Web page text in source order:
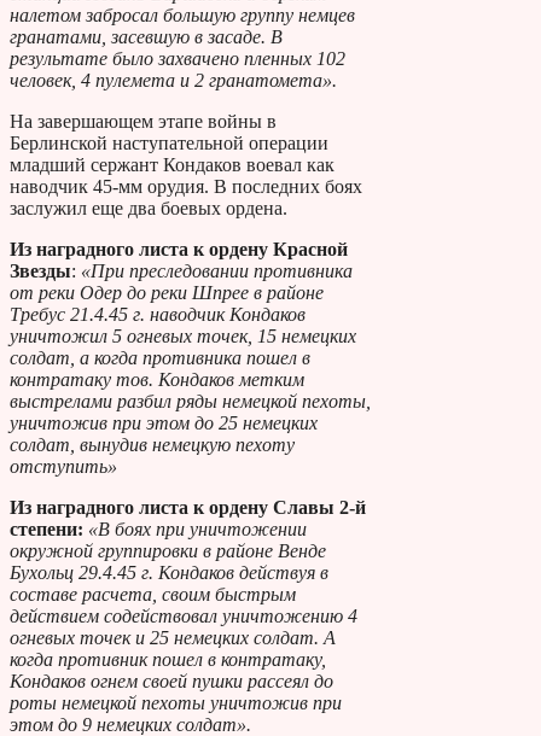
налетом забросал большую группу немцев
гранатами, засевшую в засаде. В
результате было захвачено пленных 102
человек, 4 пулемета и 2 гранатомета».
На завершающем этапе войны в
Берлинской наступательной операции
младший сержант Кондаков воевал как
наводчик 45-мм орудия. В последних боях
заслужил еще два боевых ордена.
Из наградного листа к ордену Красной
Звезды: «При преследовании противника
от реки Одер до реки Шпрее в районе
Требус 21.4.45 г. наводчик Кондаков
уничтожил 5 огневых точек, 15 немецких
солдат, а когда противника пошел в
контратаку тов. Кондаков метким
выстрелами разбил ряды немецкой пехоты,
уничтожив при этом до 25 немецких
солдат, вынудив немецкую пехоту
отступить»
Из наградного листа к ордену Славы 2-й
степени: «В боях при уничтожении
окружной группировки в районе Венде
Бухольц 29.4.45 г. Кондаков действуя в
составе расчета, своим быстрым
действием содействовал уничтожению 4
огневых точек и 25 немецких солдат. А
когда противник пошел в контратаку,
Кондаков огнем своей пушки рассеял до
роты немецкой пехоты уничтожив при
этом до 9 немецких солдат».